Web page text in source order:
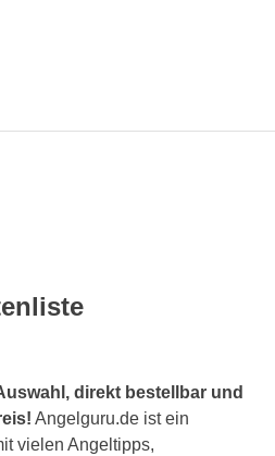
direkt bestellbar und
Angelguru.de ist ein
vielen Angeltipps,